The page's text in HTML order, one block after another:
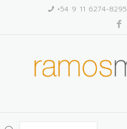
+54 9 11 6274-8295